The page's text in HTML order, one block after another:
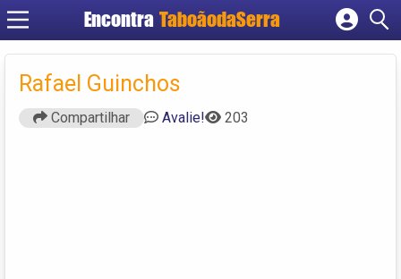
Encontra TaboãodaSerra
Cadastrar empresa
Rafael Guinchos
Compartilhar Avalie! 203